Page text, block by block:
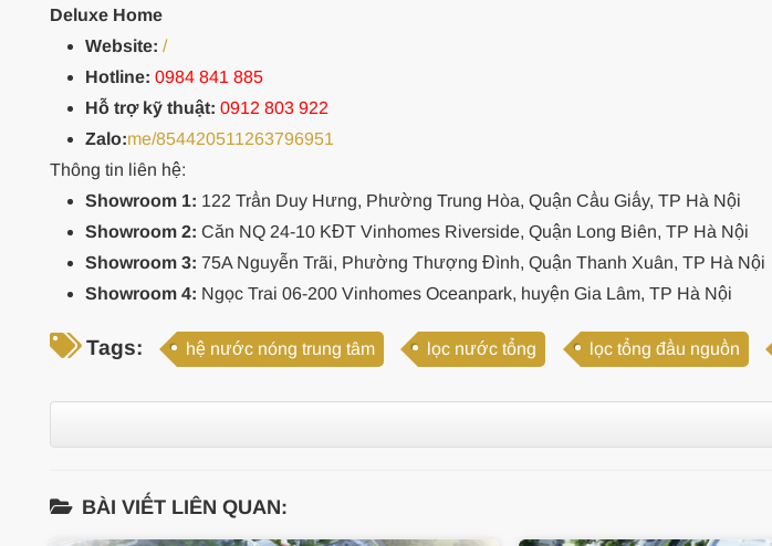
Deluxe Home
Website: /
Hotline: 0984 841 885
Hỗ trợ kỹ thuật: 0912 803 922
Zalo:me/854420511263796951
Thông tin liên hệ:
Showroom 1: 122 Trần Duy Hưng, Phường Trung Hòa, Quận Cầu Giấy, TP Hà Nội
Showroom 2: Căn NQ 24-10 KĐT Vinhomes Riverside, Quận Long Biên, TP Hà Nội
Showroom 3: 75A Nguyễn Trãi, Phường Thượng Đình, Quận Thanh Xuân, TP Hà Nội
Showroom 4: Ngọc Trai 06-200 Vinhomes Oceanpark, huyện Gia Lâm, TP Hà Nội
Tags: hệ nước nóng trung tâm lọc nước tổng lọc tổng đầu nguồn
BÀI VIẾT LIÊN QUAN: